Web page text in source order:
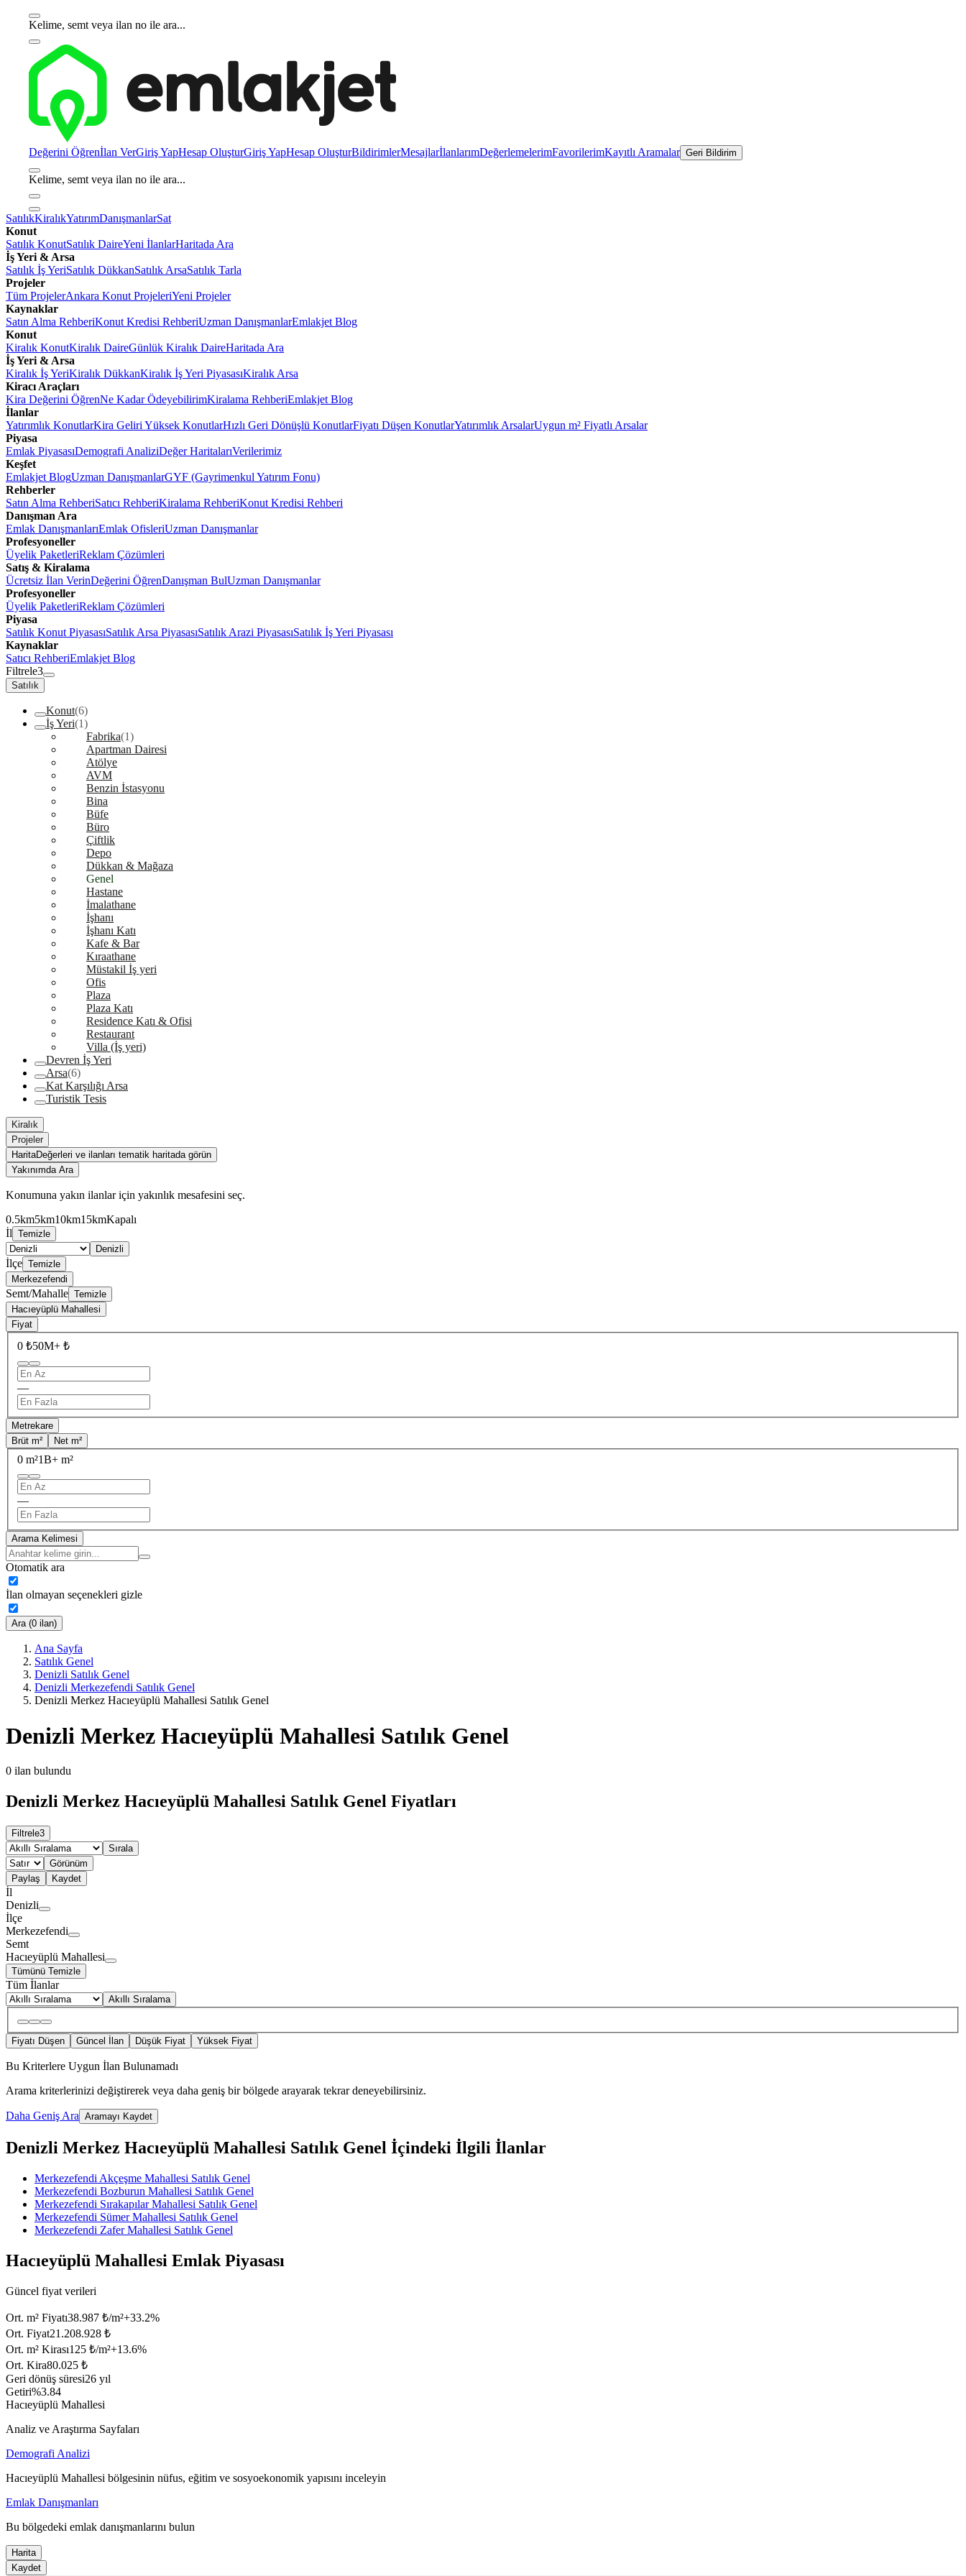
Kelime, semt veya ilan no ile ara...
Değerini Öğrenİlan VerGiriş YapHesap OluşturGiriş YapHesap OluşturBildirimlerMesajlarİlanlarımDeğerlemelerimFavorilerimKayıtlı Aramalar Geri Bildirim
Kelime, semt veya ilan no ile ara...
SatılıkKiralıkYatırımDanışmanlarSat
Konut
Satılık KonutSatılık DaireYeni İlanlarHaritada Ara
İş Yeri & Arsa
Satılık İş YeriSatılık DükkanSatılık ArsaSatılık Tarla
Projeler
Tüm ProjelerAnkara Konut ProjeleriYeni Projeler
Kaynaklar
Satın Alma RehberiKonut Kredisi RehberiUzman DanışmanlarEmlakjet Blog
Konut
Kiralık KonutKiralık DaireGünlük Kiralık DaireHaritada Ara
İş Yeri & Arsa
Kiralık İş YeriKiralık DükkanKiralık İş Yeri PiyasasıKiralık Arsa
Kiracı Araçları
Kira Değerini ÖğrenNe Kadar ÖdeyebilirimKiralama RehberiEmlakjet Blog
İlanlar
Yatırımlık KonutlarKira Geliri Yüksek KonutlarHızlı Geri Dönüşlü KonutlarFiyatı Düşen KonutlarYatırımlık ArsalarUygun m² Fiyatlı Arsalar
Piyasa
Emlak PiyasasıDemografi AnaliziDeğer HaritalarıVerilerimiz
Keşfet
Emlakjet BlogUzman DanışmanlarGYF (Gayrimenkul Yatırım Fonu)
Rehberler
Satın Alma RehberiSatıcı RehberiKiralama RehberiKonut Kredisi Rehberi
Danışman Ara
Emlak DanışmanlarıEmlak OfisleriUzman Danışmanlar
Profesyoneller
Üyelik PaketleriReklam Çözümleri
Satış & Kiralama
Ücretsiz İlan VerinDeğerini ÖğrenDanışman BulUzman Danışmanlar
Profesyoneller
Üyelik PaketleriReklam Çözümleri
Piyasa
Satılık Konut PiyasasıSatılık Arsa PiyasasıSatılık Arazi PiyasasıSatılık İş Yeri Piyasası
Kaynaklar
Satıcı RehberiEmlakjet Blog
Filtrele3
Satılık
Konut(6)
İş Yeri(1)
Fabrika(1)
Apartman Dairesi
Atölye
AVM
Benzin İstasyonu
Bina
Büfe
Büro
Çiftlik
Depo
Dükkan & Mağaza
Genel
Hastane
İmalathane
İşhanı
İşhanı Katı
Kafe & Bar
Kıraathane
Müstakil İş yeri
Ofis
Plaza
Plaza Katı
Residence Katı & Ofisi
Restaurant
Villa (İş yeri)
Devren İş Yeri
Arsa(6)
Kat Karşılığı Arsa
Turistik Tesis
Kiralık
Projeler
HaritaDeğerleri ve ilanları tematik haritada görün
Yakınımda Ara
Konumuna yakın ilanlar için yakınlık mesafesini seç.
0.5km5km10km15kmKapalı
İl Temizle
Denizli
İlçe Temizle
Merkezefendi
Semt/Mahalle Temizle
Hacıeyüplü Mahallesi
Fiyat
0 ₺50M+ ₺
—
Metrekare
Brüt m²
Net m²
0 m²1B+ m²
—
Arama Kelimesi
Otomatik ara
İlan olmayan seçenekleri gizle
Ara (0 ilan)
Ana Sayfa
Satılık Genel
Denizli Satılık Genel
Denizli Merkezefendi Satılık Genel
Denizli Merkez Hacıeyüplü Mahallesi Satılık Genel
Denizli Merkez Hacıeyüplü Mahallesi Satılık Genel
0 ilan bulundu
Denizli Merkez Hacıeyüplü Mahallesi Satılık Genel Fiyatları
Filtrele3
Sırala
Görünüm
Paylaş
Kaydet
İl
Denizli
İlçe
Merkezefendi
Semt
Hacıeyüplü Mahallesi
Tümünü Temizle
Tüm İlanlar
Akıllı Sıralama
Fiyatı Düşen Güncel İlan Düşük Fiyat Yüksek Fiyat
Bu Kriterlere Uygun İlan Bulunamadı
Arama kriterlerinizi değiştirerek veya daha geniş bir bölgede arayarak tekrar deneyebilirsiniz.
Daha Geniş Ara Aramayı Kaydet
Denizli Merkez Hacıeyüplü Mahallesi Satılık Genel İçindeki İlgili İlanlar
Merkezefendi Akçeşme Mahallesi Satılık Genel
Merkezefendi Bozburun Mahallesi Satılık Genel
Merkezefendi Sırakapılar Mahallesi Satılık Genel
Merkezefendi Sümer Mahallesi Satılık Genel
Merkezefendi Zafer Mahallesi Satılık Genel
Hacıeyüplü Mahallesi Emlak Piyasası
Güncel fiyat verileri
Ort. m² Fiyatı38.987 ₺/m²+33.2%
Ort. Fiyat21.208.928 ₺
Ort. m² Kirası125 ₺/m²+13.6%
Ort. Kira80.025 ₺
Geri dönüş süresi26 yıl
Getiri%3.84
Hacıeyüplü Mahallesi
Analiz ve Araştırma Sayfaları
Demografi Analizi
Hacıeyüplü Mahallesi bölgesinin nüfus, eğitim ve sosyoekonomik yapısını inceleyin
Emlak Danışmanları
Bu bölgedeki emlak danışmanlarını bulun
Harita
Kaydet